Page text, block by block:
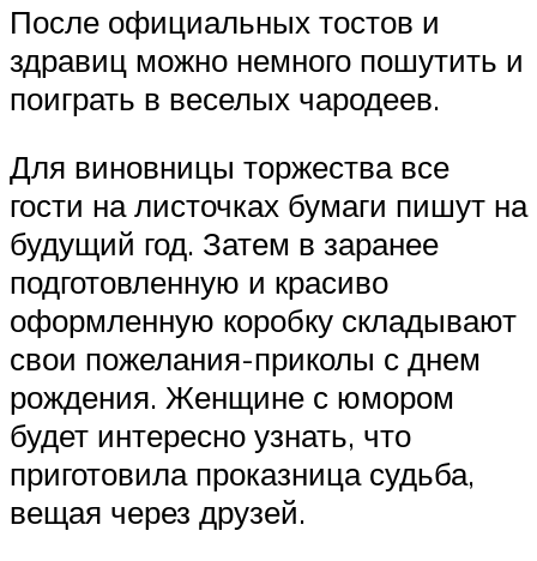
После официальных тостов и
здравиц можно немного пошутить и
поиграть в веселых чародеев.
Для виновницы торжества все
гости на листочках бумаги пишут на
будущий год. Затем в заранее
подготовленную и красиво
оформленную коробку складывают
свои пожелания-приколы с днем
рождения. Женщине с юмором
будет интересно узнать, что
приготовила проказница судьба,
вещая через друзей.